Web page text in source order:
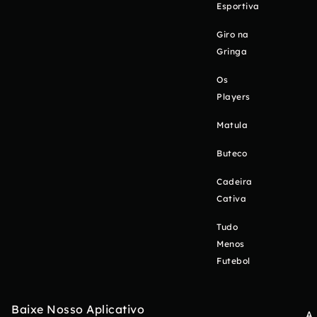
Esportiva
Giro na
Gringa
Os
Players
Matula
Buteco
Cadeira
Cativa
Tudo
Menos
Futebol
Baixe Nosso Aplicativo